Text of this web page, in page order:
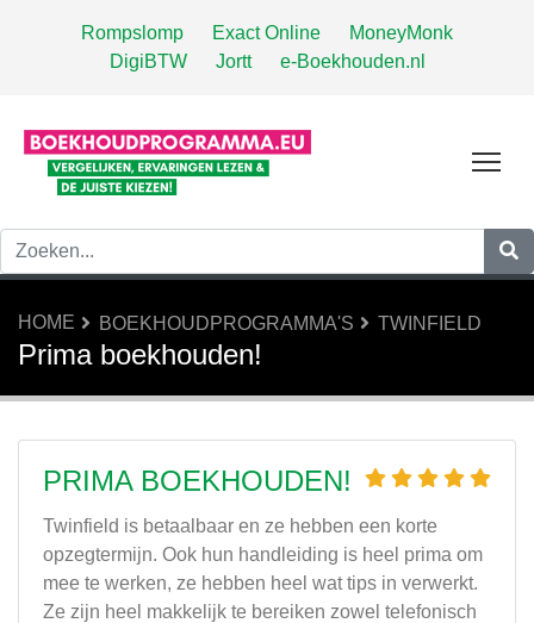
Rompslomp Exact Online
MoneyMonk
DigiBTW
Jortt e-Boekhouden.nl
HOME BOEKHOUDPROGRAMMA'S TWINFIELD
Prima boekhouden!
PRIMA BOEKHOUDEN!
Twinfield is betaalbaar en ze hebben een korte
opzegtermijn. Ook hun handleiding is heel prima om
mee te werken, ze hebben heel wat tips in verwerkt.
Ze zijn heel makkelijk te bereiken zowel telefonisch